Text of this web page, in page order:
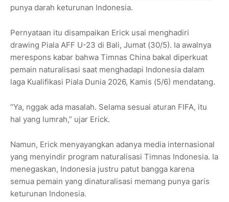
punya darah keturunan Indonesia.
Pernyataan itu disampaikan Erick usai menghadiri
drawing Piala AFF U-23 di Bali, Jumat (30/5). Ia awalnya
merespons kabar bahwa Timnas China bakal diperkuat
pemain naturalisasi saat menghadapi Indonesia dalam
laga Kualifikasi Piala Dunia 2026, Kamis (5/6) mendatang.
“Ya, nggak ada masalah. Selama sesuai aturan FIFA, itu
hal yang lumrah,” ujar Erick.
Namun, Erick menyayangkan adanya media internasional
yang menyindir program naturalisasi Timnas Indonesia. Ia
menegaskan, Indonesia justru patut bangga karena
semua pemain yang dinaturalisasi memang punya garis
keturunan Indonesia.